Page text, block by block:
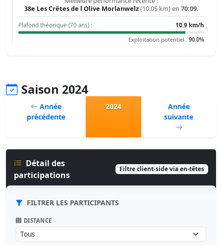
38e Les Crêtes de l Olive Morlanwelz(10.05 km) en 70:09.
Plafond théorique (70 ans) :
10.9 km/h
Exploitation potentiel : 90.0%
Saison 2024
Année
précédente
2024
Année
suivante
Détail des
participations
Filtre client-side via en-têtes
FILTRER LES PARTICIPANTS
DISTANCE